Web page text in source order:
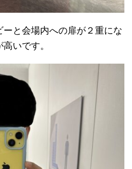
ーと会場内への扉が２重にな
いです。